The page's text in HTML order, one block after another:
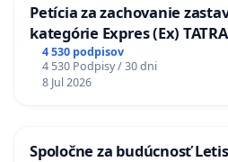
Petícia za zachovanie
kategórie Expres (Ex)
stanici Púchov
4 530 podpisov
4 530 Podpisy / 30 dni
8 Jul 2026
Spoločne za budúcnosť